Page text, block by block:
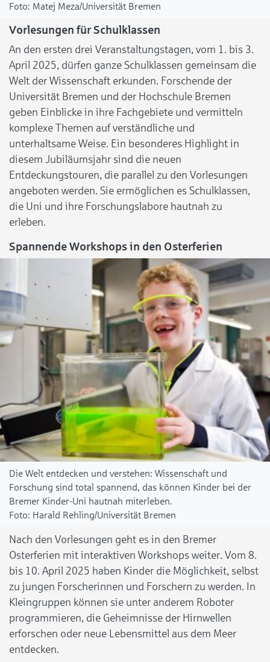
Matej Meza/Universität Bremen
Vorlesungen für Schulklassen
An den ersten drei Veranstaltungstagen, vom 1. bis 3.
April 2025, dürfen ganze Schulklassen gemeinsam die
Welt der Wissenschaft erkunden. Forschende der
Universität Bremen und der Hochschule Bremen
geben Einblicke in ihre Fachgebiete und vermitteln
komplexe Themen auf verständliche und
unterhaltsame Weise. Ein besonderes Highlight in
diesem Jubiläumsjahr sind die neuen
Entdeckungstouren, die parallel zu den Vorlesungen
angeboten werden. Sie ermöglichen es Schulklassen,
die Uni und ihre Forschungslabore hautnah zu
erleben.
Spannende Workshops in den Osterferien
Die Welt entdecken und verstehen: Wissenschaft und
Forschung sind total spannend, das können Kinder bei der
Bremer Kinder-Uni hautnah miterleben.
Harald Rehling/Universität Bremen
Nach den Vorlesungen geht es in den Bremer
Osterferien mit interaktiven Workshops weiter. Vom 8.
bis 10. April 2025 haben Kinder die Möglichkeit, selbst
zu jungen Forscherinnen und Forschern zu werden. In
Kleingruppen können sie unter anderem Roboter
programmieren, die Geheimnisse der Hirnwellen
erforschen oder neue Lebensmittel aus dem Meer
entdecken.